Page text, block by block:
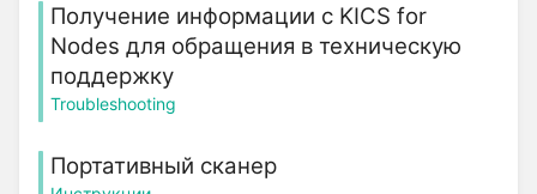
Получение информации с KICS for
Nodes для обращения в техническую
поддержку
Troubleshooting
Портативный сканер